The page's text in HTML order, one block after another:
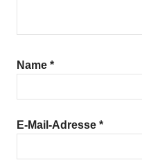
Name *
E-Mail-Adresse *